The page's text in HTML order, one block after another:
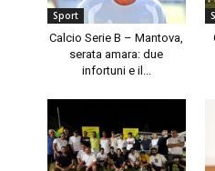
Sport
Calcio Serie B – Mantova,
serata amara: due
infortuni e il...